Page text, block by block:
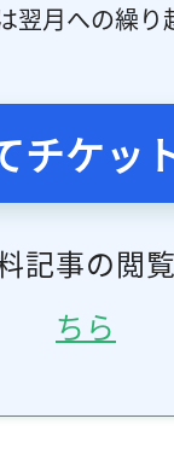
翌月への繰り
チケッ
記事の閲
ちら